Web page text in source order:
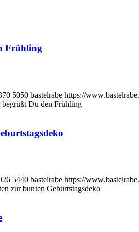
Frühling
5050 bastelrabe https://
Du den Frühling
5440 bastelrabe https://
zur bunten Geburtstagsdeko